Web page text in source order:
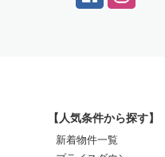
【人気条件から探す】
新着物件一覧